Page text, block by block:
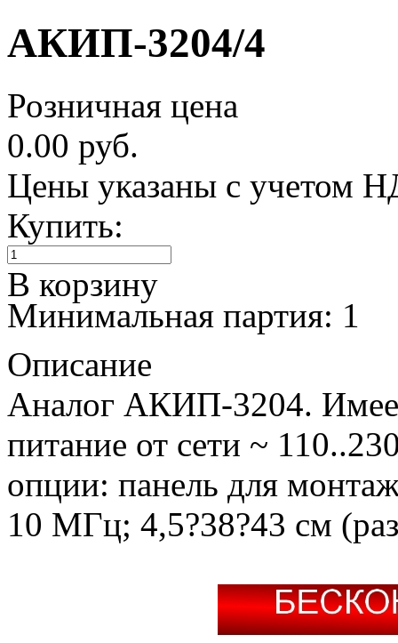
АКИП-3204/4
Розничная цена
0.00 руб.
Цены указаны с учетом
Купить:
В корзину
Минимальная партия: 1
Описание
Аналог АКИП-3204.
питание от сети ~
опции: панель для
10 МГц; 4,5?38?43 см